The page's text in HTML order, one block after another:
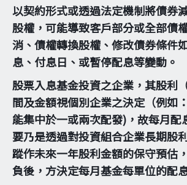
以契約形式或透過法定機制將債券
股權，可能導致客戶部分或全部債
消、債權轉換股權、修改債券條件
息、付息日、或暫停配息等變動。
股票入息基金投資之企業，其股利
間及金額視個別企業之決定（例如
能集中於一或兩次配發)，故每月配
要乃是透過對投資組合企業長期股
蹤作未來一年股利金額的保守預估
負後，方決定每月基金每單位的配